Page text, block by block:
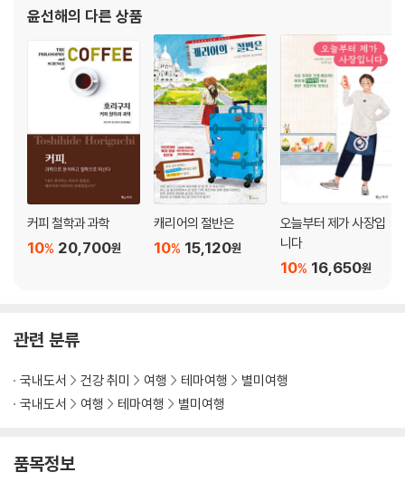
116 니카라과
120 파나마
134 도미니카공화국
138 푸에리토리코
142 베네수엘라
042 포르투갈의 녹병 연구소
122 역사와 신용을 나타내는 농원 통화
140 세계의 커피 제품
PART 2 더 알고 싶은 맛있는 커피
윤선해의 다른 상품
커피 철학과 과학
20,700원
10%
캐리어의 절반은
15,120원
10%
오늘부터 제가 사장입
니다
16,650원
10%
관련 분류
국내도서 건강 취미 여행 테마여행
별미여행
국내도서
여행 테마여행 별미여행
품목정보